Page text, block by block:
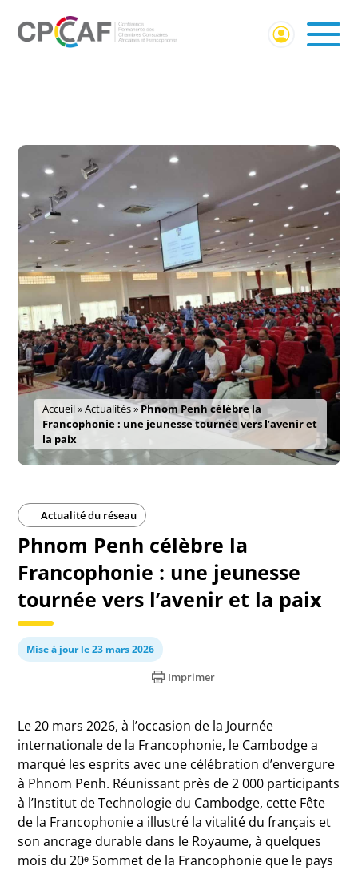
Accueil»Actualités»Phnom Penh célèbre la
Francophonie : une jeunesse tournée vers l’avenir et
la paix
Actualité du réseau
Phnom Penh célèbre la
Francophonie : une jeunesse
tournée vers l’avenir et la paix
Mise à jour le 23 mars 2026
Imprimer
Le 20 mars 2026, à l’occasion de la Journée
internationale de la Francophonie, le Cambodgea
marqué les esprits avec une célébration d’envergure
à Phnom Penh. Réunissant près de 2 000 participants
à l’Institut de Technologie du Cambodge, cette Fête
de la Francophonie a illustré la vitalité du français et
son ancrage durable dans le Royaume, à quelques
mois du 20ᵉ Sommet de la Francophonie que le pays